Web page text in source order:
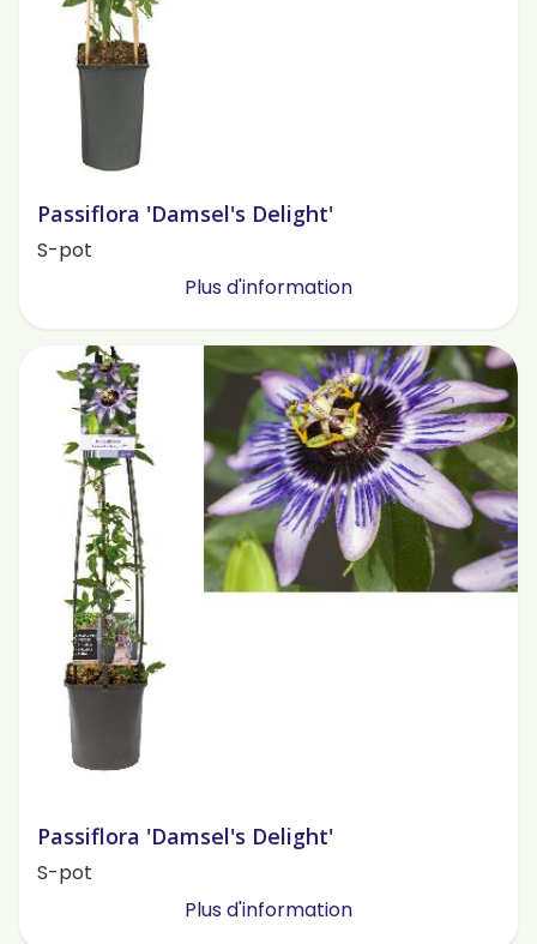
Passiflora 'Damsel's Delight'
S-pot
Plus d'information
Passiflora 'Damsel's Delight'
S-pot
Plus d'information